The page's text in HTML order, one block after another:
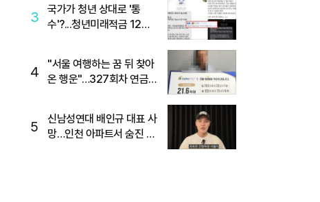
3
국가가 청년 상대로 '통
수'?...청년미래적금 12%
4
"서울 여행하는 꿈 뒤 찾아
온 행운"…327회차 연금
5
신남성연대 배인규 대표 사
망…인천 아파트서 숨진 채